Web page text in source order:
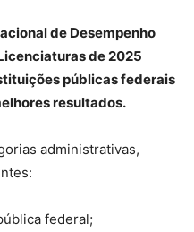
de Desempenho
de 2025
públicas federais
resultados.
administrativas,
federal;